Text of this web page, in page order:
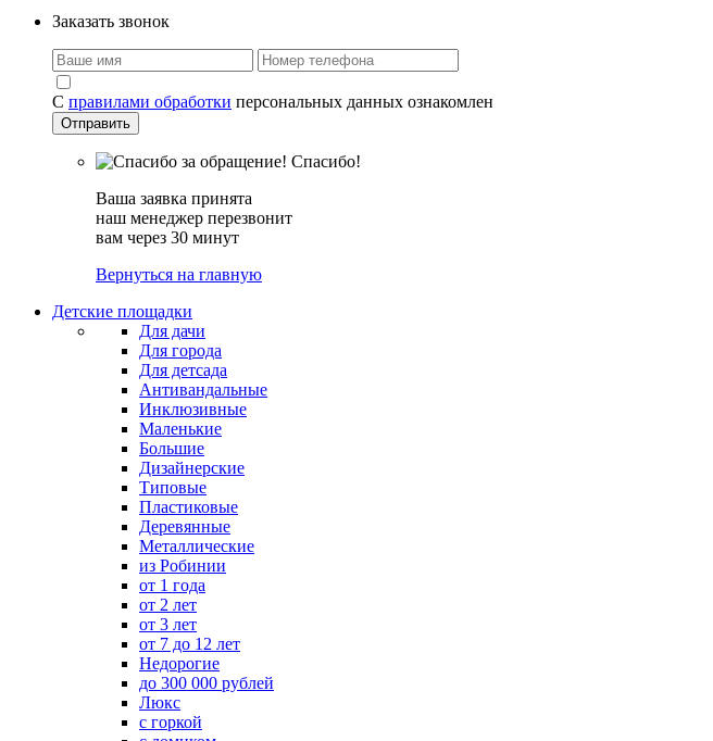
Заказать звонок
С правилами обработки персональных данных ознакомлен
Спасибо!
Ваша заявка принята
наш менеджер перезвонит
вам через 30 минут
Вернуться на главную
Детские площадки
Для дачи
Для города
Для детсада
Антивандальные
Инклюзивные
Маленькие
Большие
Дизайнерские
Типовые
Пластиковые
Деревянные
Металлические
из Робинии
от 1 года
от 2 лет
от 3 лет
от 7 до 12 лет
Недорогие
до 300 000 рублей
Люкс
с горкой